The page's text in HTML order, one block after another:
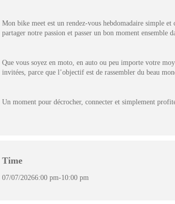
Mon bike meet est un rendez-vous hebdomadaire simple
partager notre passion et passer un bon moment ensemble
Que vous soyez en moto, en auto ou peu importe votre
invitées, parce que l’objectif est de rassembler du beau
Un moment pour décrocher, connecter et simplement
Time
07/07/20266:00 pm-10:00 pm